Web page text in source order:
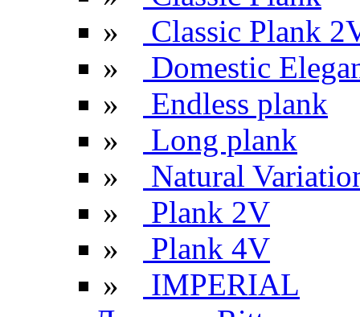
»
Classic Plank
»
Domestic
»
Endless plank
»
Long plank
»
Natural
»
Plank 2V
»
Plank 4V
»
IMPERIAL